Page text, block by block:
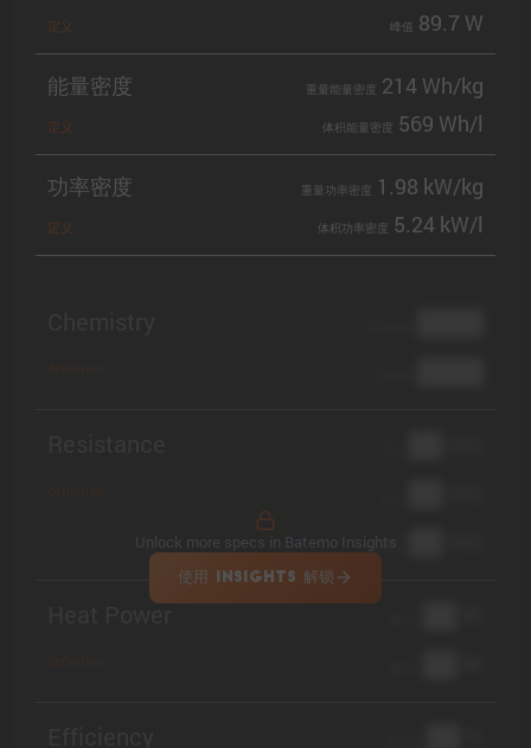
定义 峰值 89.7 W
能量密度
定义
重量能量密度 214 Wh/kg
体积能量密度 569 Wh/l
功率密度
定义
重量功率密度 1.98 kW/kg
体积功率密度 5.24 kW/l
DCIR
Heat Power
Unlock more specs in Batemo Insights
使用 INSIGHTS 解锁